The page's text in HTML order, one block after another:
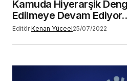
Kamuda Hiyerarşik
Edilmeye Devam
Editör Kenan Yüceel25/07/2022